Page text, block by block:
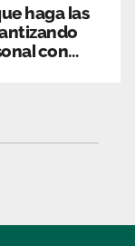
haga las
con